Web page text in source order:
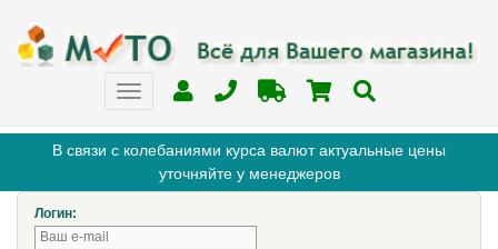
В связи с колебаниями курса валют актуальные цены
уточняйте у менеджеров
Логин: